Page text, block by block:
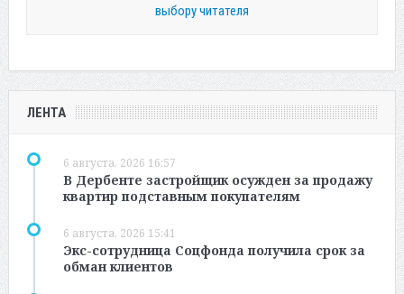
выбору читателя
ЛЕНТА
6 августа, 2026 16:57
В Дербенте застройщик осужден за продажу
квартир подставным покупателям
6 августа, 2026 15:41
Экс-сотрудница Соцфонда получила срок за
обман клиентов